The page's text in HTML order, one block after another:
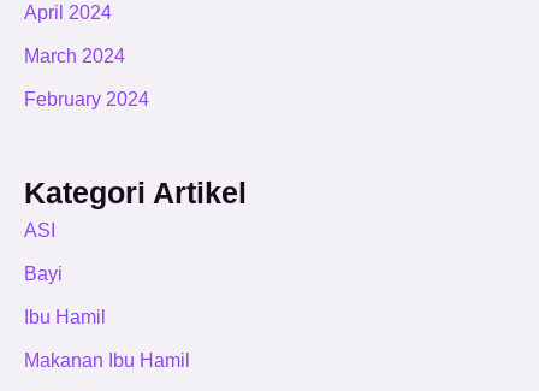
April 2024
March 2024
February 2024
Kategori Artikel
ASI
Bayi
Ibu Hamil
Makanan Ibu Hamil